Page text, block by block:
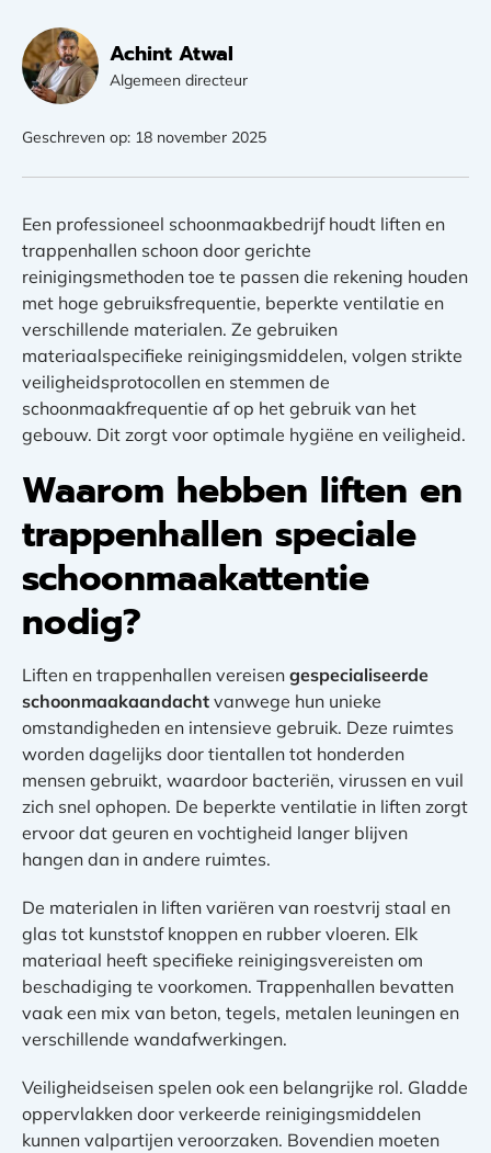
Achint Atwal
Algemeen directeur
Geschreven op: 18 november 2025
Een professioneel schoonmaakbedrijf houdt liften en
trappenhallen schoon door gerichte
reinigingsmethoden toe te passen die rekening houden
met hoge gebruiksfrequentie, beperkte ventilatie en
verschillende materialen. Ze gebruiken
materiaalspecifieke reinigingsmiddelen, volgen strikte
veiligheidsprotocollen en stemmen de
schoonmaakfrequentie af op het gebruik van het
gebouw. Dit zorgt voor optimale hygiëne en veiligheid.
Waarom hebben liften en
trappenhallen speciale
schoonmaakattentie
nodig?
Liften en trappenhallen vereisen gespecialiseerde
schoonmaakaandacht vanwege hun unieke
omstandigheden en intensieve gebruik. Deze ruimtes
worden dagelijks door tientallen tot honderden
mensen gebruikt, waardoor bacteriën, virussen en vuil
zich snel ophopen. De beperkte ventilatie in liften zorgt
ervoor dat geuren en vochtigheid langer blijven
hangen dan in andere ruimtes.
De materialen in liften variëren van roestvrij staal en
glas tot kunststof knoppen en rubber vloeren. Elk
materiaal heeft specifieke reinigingsvereisten om
beschadiging te voorkomen. Trappenhallen bevatten
vaak een mix van beton, tegels, metalen leuningen en
verschillende wandafwerkingen.
Veiligheidseisen spelen ook een belangrijke rol. Gladde
oppervlakken door verkeerde reinigingsmiddelen
kunnen valpartijen veroorzaken. Bovendien moeten